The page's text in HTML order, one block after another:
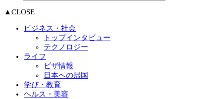
▲CLOSE
ビジネス・社会
トップインタビュー
テクノロジー
ライフ
ビザ情報
日本への帰国
学び・教育
ヘルス・美容